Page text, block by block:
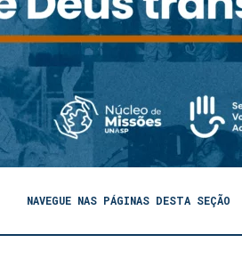
NAVEGUE NAS PÁGINAS DESTA SEÇÃO